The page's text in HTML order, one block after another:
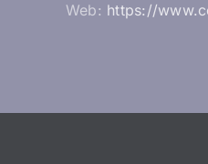
Web: https://